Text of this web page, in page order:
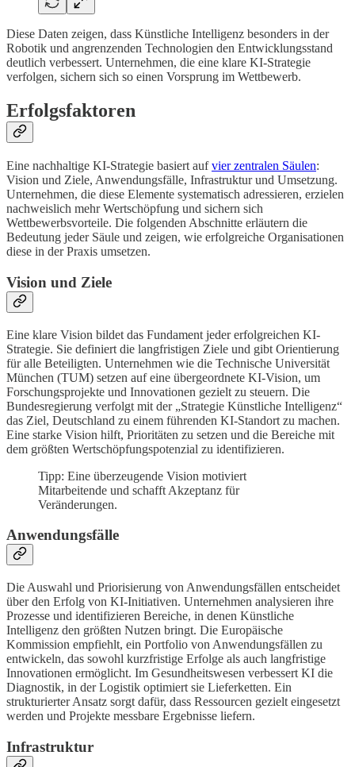
Diese Daten zeigen, dass Künstliche Intelligenz besonders in der
Robotik und angrenzenden Technologien den Entwicklungsstand
deutlich verbessert. Unternehmen, die eine klare KI-Strategie
verfolgen, sichern sich so einen Vorsprung im Wettbewerb.
Erfolgsfaktoren
Eine nachhaltige KI-Strategie basiert aufvier zentralen Säulen:
Vision und Ziele, Anwendungsfälle, Infrastruktur und Umsetzung.
Unternehmen, die diese Elemente systematisch adressieren, erzielen
nachweislich mehr Wertschöpfung und sichern sich
Wettbewerbsvorteile. Die folgenden Abschnitte erläutern die
Bedeutung jeder Säule und zeigen, wie erfolgreiche Organisationen
diese in der Praxis umsetzen.
Vision und Ziele
Eine klare Vision bildet das Fundament jeder erfolgreichen KI-
Strategie. Sie definiert die langfristigen Ziele und gibt Orientierung
für alle Beteiligten. Unternehmen wie die Technische Universität
München (TUM) setzen auf eine übergeordnete KI-Vision, um
Forschungsprojekte und Innovationen gezielt zu steuern. Die
Bundesregierung verfolgt mit der „Strategie Künstliche Intelligenz“
das Ziel, Deutschland zu einem führenden KI-Standort zu machen.
Eine starke Vision hilft, Prioritäten zu setzen und die Bereiche mit
dem größten Wertschöpfungspotenzial zu identifizieren.
Tipp: Eine überzeugende Vision motiviert
Mitarbeitende und schafft Akzeptanz für
Veränderungen.
Anwendungsfälle
Die Auswahl und Priorisierung von Anwendungsfällen entscheidet
über den Erfolg von KI-Initiativen. Unternehmen analysieren ihre
Prozesse und identifizieren Bereiche, in denen Künstliche
Intelligenz den größten Nutzen bringt. Die Europäische
Kommission empfiehlt, ein Portfolio von Anwendungsfällen zu
entwickeln, das sowohl kurzfristige Erfolge als auch langfristige
Innovationen ermöglicht. Im Gesundheitswesen verbessert KI die
Diagnostik, in der Logistik optimiert sie Lieferketten. Ein
strukturierter Ansatz sorgt dafür, dass Ressourcen gezielt eingesetzt
werden und Projekte messbare Ergebnisse liefern.
Infrastruktur